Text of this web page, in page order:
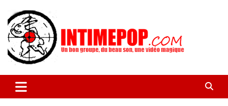
contenu
intimepop.com
actuelles pop rock, post-rock, indé sur Lyon. rock pop concert
lyon